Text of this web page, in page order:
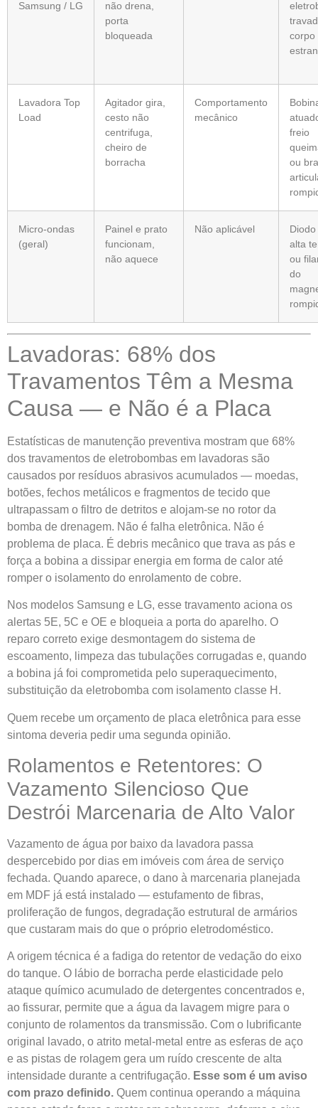
Samsung / LG
não drena,
porta
bloqueada
corpo
Lavadora Top
Load
Agitador gira,
cesto não
centrifuga,
cheiro de
borracha
Comportamento
mecânico
freio
ou
Micro-ondas
(geral)
Painel e prato
funcionam,
não aquece
Não aplicável
alta
ou
do
Lavadoras: 68% dos
Travamentos Têm a Mesma
Causa — e Não é a Placa
Estatísticas de manutenção preventiva mostram que 68%
dos travamentos de eletrobombas em lavadoras são
causados por resíduos abrasivos acumulados — moedas,
botões, fechos metálicos e fragmentos de tecido que
ultrapassam o filtro de detritos e alojam-se no rotor da
bomba de drenagem. Não é falha eletrônica. Não é
problema de placa. É debris mecânico que trava as pás e
força a bobina a dissipar energia em forma de calor até
romper o isolamento do enrolamento de cobre.
Nos modelos Samsung e LG, esse travamento aciona os
alertas 5E, 5C e OE e bloqueia a porta do aparelho. O
reparo correto exige desmontagem do sistema de
escoamento, limpeza das tubulações corrugadas e, quando
a bobina já foi comprometida pelo superaquecimento,
substituição da eletrobomba com isolamento classe H.
Quem recebe um orçamento de placa eletrônica para esse
sintoma deveria pedir uma segunda opinião.
Rolamentos e Retentores: O
Vazamento Silencioso Que
Destrói Marcenaria de Alto Valor
Vazamento de água por baixo da lavadora passa
despercebido por dias em imóveis com área de serviço
fechada. Quando aparece, o dano à marcenaria planejada
em MDF já está instalado — estufamento de fibras,
proliferação de fungos, degradação estrutural de armários
que custaram mais do que o próprio eletrodoméstico.
A origem técnica é a fadiga do retentor de vedação do eixo
do tanque. O lábio de borracha perde elasticidade pelo
ataque químico acumulado de detergentes concentrados e,
ao fissurar, permite que a água da lavagem migre para o
conjunto de rolamentos da transmissão. Com o lubrificante
original lavado, o atrito metal-metal entre as esferas de aço
e as pistas de rolagem gera um ruído crescente de alta
intensidade durante a centrifugação. Esse som é um aviso
com prazo definido. Quem continua operando a máquina